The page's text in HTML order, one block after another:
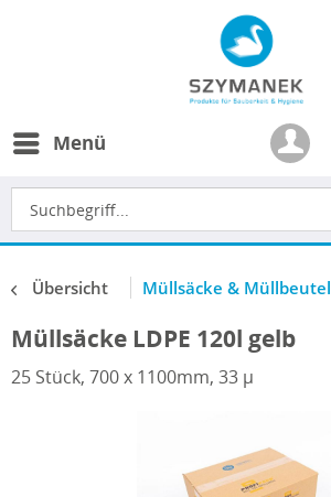
Menü
Übersicht Müllsäcke & Müllbeutel
Müllsäcke LDPE 120l gelb
25 Stück, 700 x 1100mm, 33 µ